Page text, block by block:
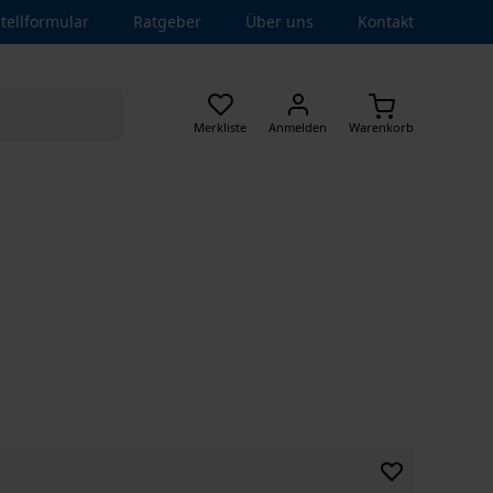
Ratgeber Über uns Kontakt
Merkliste Anmelden Warenkorb